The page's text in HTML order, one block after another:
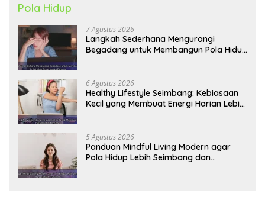
Pola Hidup
7 Agustus 2026
Langkah Sederhana Mengurangi
Begadang untuk Membangun Pola Hidup
6 Agustus 2026
Healthy Lifestyle Seimbang: Kebiasaan
Kecil yang Membuat Energi Harian Lebih
5 Agustus 2026
Panduan Mindful Living Modern agar
Pola Hidup Lebih Seimbang dan